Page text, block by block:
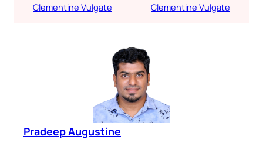
Clementine Vulgate
Clementine Vulgate
Pradeep Augustine